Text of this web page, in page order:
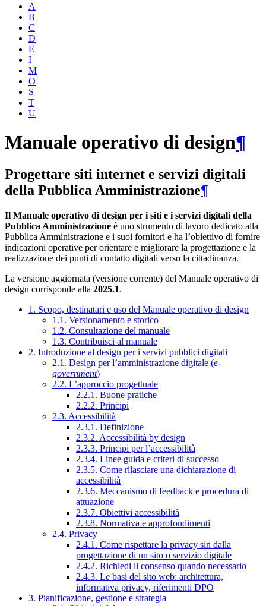
A
B
C
D
E
I
M
O
S
T
U
Manuale operativo di design¶
Progettare siti internet e servizi digitali
della Pubblica Amministrazione¶
Il Manuale operativo di design per i siti e i servizi digitali della
Pubblica Amministrazione è uno strumento di lavoro dedicato alla
Pubblica Amministrazione e i suoi fornitori e ha l’obiettivo di fornire
indicazioni operative per orientare e migliorare la progettazione e la
realizzazione dei punti di contatto digitali verso la cittadinanza.
La versione aggiornata (versione corrente) del Manuale operativo di
design corrisponde alla 2025.1.
1. Scopo, destinatari e uso del Manuale operativo di design
1.1. Versionamento e storico
1.2. Consultazione del manuale
1.3. Contribuisci al manuale
2. Introduzione al design per i servizi pubblici digitali
2.1. Design per l’amministrazione digitale (e-
government)
2.2. L’approccio progettuale
2.2.1. Buone pratiche
2.2.2. Principi
2.3. Accessibilità
2.3.1. Definizione
2.3.2. Accessibilità by design
2.3.3. Principi per l’accessibilità
2.3.4. Linee guida e criteri di successo
2.3.5. Come rilasciare una dichiarazione di
accessibilità
2.3.6. Meccanismo di feedback e procedura di
attuazione
2.3.7. Obiettivi accessibilità
2.3.8. Normativa e approfondimenti
2.4. Privacy
2.4.1. Come rispettare la privacy sin dalla
progettazione di un sito o servizio digitale
2.4.2. Richiedi il consenso quando necessario
2.4.3. Le basi del sito web: architettura,
informativa privacy, riferimenti DPO
3. Pianificazione, gestione e strategia